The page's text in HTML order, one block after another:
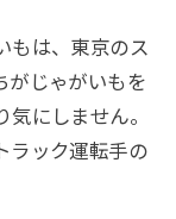
もは、東京のス
がじゃがいもを
にしません。
ラック運転手の